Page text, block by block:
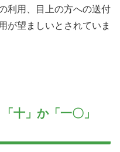
利用、目上の方への送付
が望ましいとされていま
十」か「一〇」